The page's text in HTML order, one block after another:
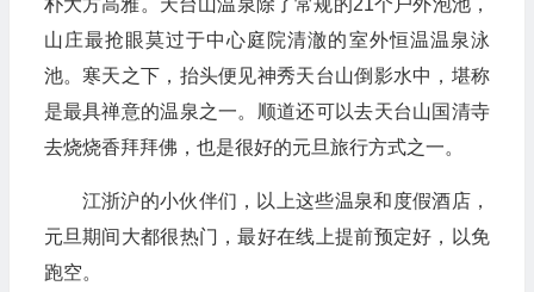
朴大方高雅。天台山温泉除了常规的21个户外泡池，
山庄最抢眼莫过于中心庭院清澈的室外恒温温泉泳
池。寒天之下，抬头便见神秀天台山倒影水中，堪称
是最具禅意的温泉之一。顺道还可以去天台山国清寺
去烧烧香拜拜佛，也是很好的元旦旅行方式之一。
江浙沪的小伙伴们，以上这些温泉和度假酒店，
元旦期间大都很热门，最好在线上提前预定好，以免
跑空。